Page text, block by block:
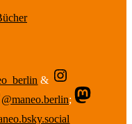
&
@maneo.berlin;